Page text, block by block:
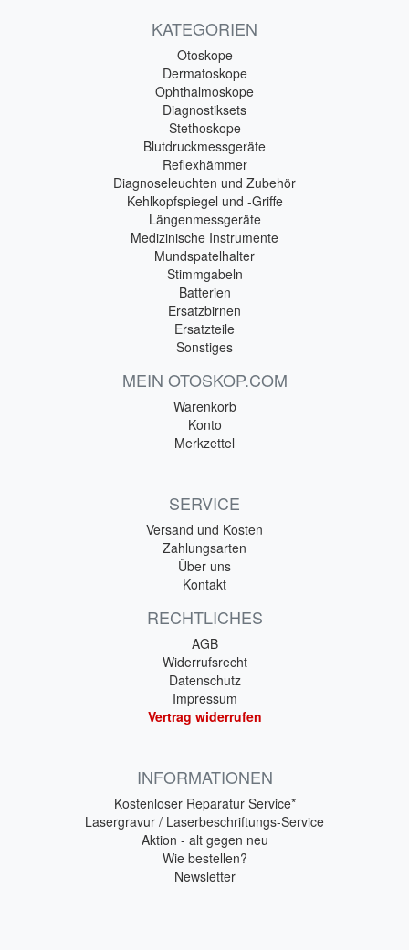
KATEGORIEN
Otoskope
Dermatoskope
Ophthalmoskope
Diagnostiksets
Stethoskope
Blutdruckmessgeräte
Reflexhämmer
Diagnoseleuchten und Zubehör
Kehlkopfspiegel und -Griffe
Längenmessgeräte
Medizinische Instrumente
Mundspatelhalter
Stimmgabeln
Batterien
Ersatzbirnen
Ersatzteile
Sonstiges
MEIN OTOSKOP.COM
Warenkorb
Konto
Merkzettel
SERVICE
Versand und Kosten
Zahlungsarten
Über uns
Kontakt
RECHTLICHES
AGB
Widerrufsrecht
Datenschutz
Impressum
Vertrag widerrufen
INFORMATIONEN
Kostenloser Reparatur Service*
Lasergravur / Laserbeschriftungs-Service
Aktion - alt gegen neu
Wie bestellen?
Newsletter